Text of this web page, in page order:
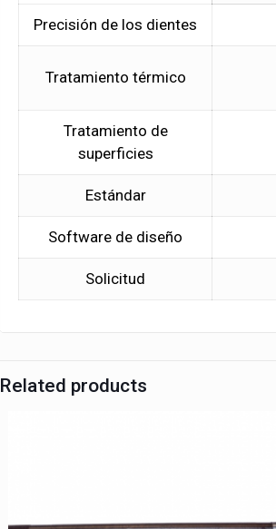
Precisión de los dientes
Tratamiento térmico
Tratamiento de
superficies
Estándar
Software de diseño
Solicitud
Related products